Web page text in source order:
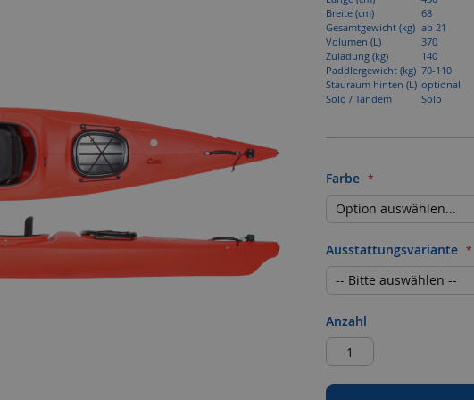
Breite (cm)
68
Gesamtgewicht (kg) ab 21
Volumen (L)
370
Zuladung (kg)
140
Paddlergewicht (kg) 70-110
Stauraum hinten (L) optional
Solo / Tandem
Solo
Farbe
Ausstattungsvariante
Anzahl